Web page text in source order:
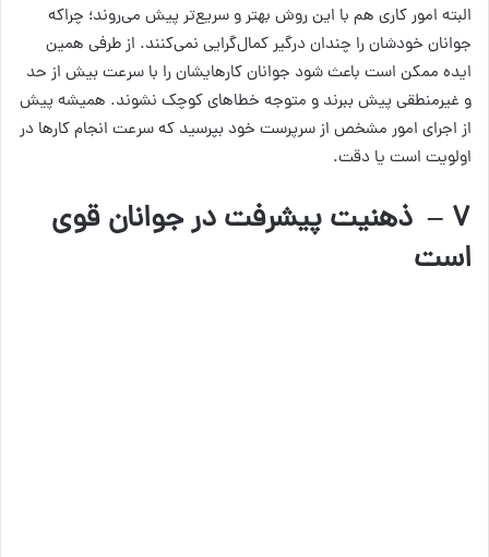
البته امور کاری هم با این روش بهتر و سریع‌تر پیش می‌روند؛ چراکه
جوانان خودشان را چندان درگیر کمال‌گرایی نمی‌کنند. از طرفی همین
ایده ممکن است باعث شود جوانان کارهایشان را با سرعت بیش از حد
و غیرمنطقی پیش ببرند و متوجه خطاهای کوچک نشوند. همیشه پیش
از اجرای امور مشخص از سرپرست خود بپرسید که سرعت انجام کارها در
اولویت است یا دقت.
۷ – ذهنیت پیشرفت در جوانان قوی
است